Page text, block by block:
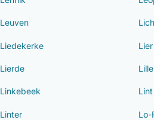
Leuven
Liedekerke Lier
Lierde Lille
Linkebeek Lint
Linter Lo-